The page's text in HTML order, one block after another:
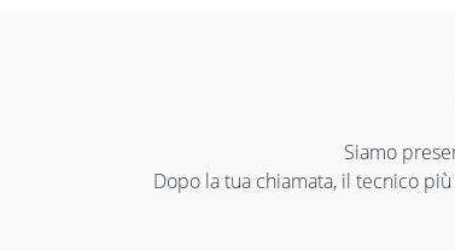
Siamo
Dopo la tua chiamata, il tecnico